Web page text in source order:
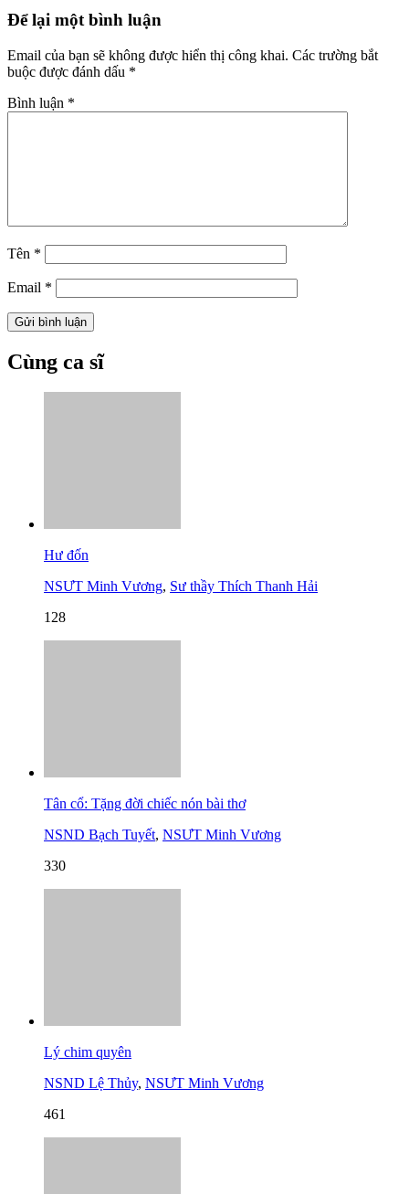
Để lại một bình luận
Email của bạn sẽ không được hiển thị công khai. Các trường bắt
buộc được đánh dấu *
Bình luận *
Tên *
Email *
Cùng ca sĩ
Hư đốn
NSƯT Minh Vương, Sư thầy Thích Thanh Hải
128
Tân cổ: Tặng đời chiếc nón bài thơ
NSND Bạch Tuyết, NSƯT Minh Vương
330
Lý chim quyên
NSND Lệ Thủy, NSƯT Minh Vương
461